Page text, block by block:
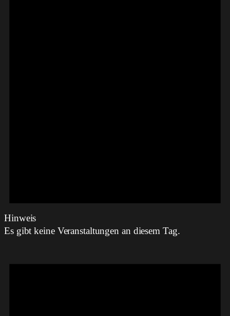
Hinweis
Es gibt keine Veranstaltungen an diesem Tag.